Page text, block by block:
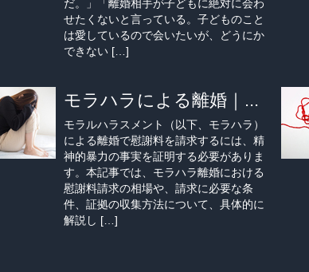
だ。」「離婚相手が子どもに絶対に会わ
せたくないと言っている。子どものこと
は愛しているので会いたいが、どうにか
できない […]
モラハラによる離婚｜...
モラルハラスメント（以下、モラハラ）
による離婚で慰謝料を請求するには、精
神的暴力の事実を証明する必要がありま
す。本記事では、モラハラ離婚における
慰謝料請求の相場や、請求に必要な条
件、証拠の収集方法について、具体的に
解説し […]